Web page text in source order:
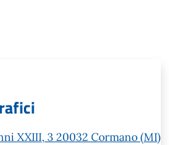
XXIII, 3 20032 Cormano (MI)